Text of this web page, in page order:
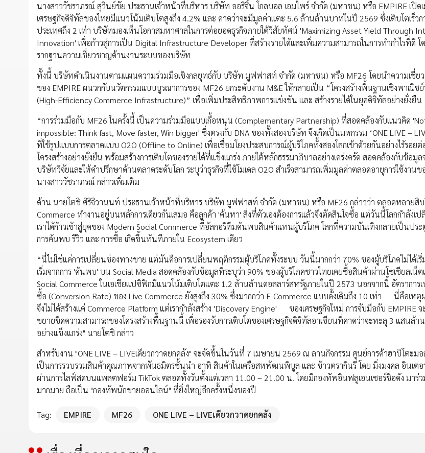
นางสาววัชราภรณ์ สุวินย์ชัย ประธานเจ้าหน้าที่บริหาร บริษัท ออริจิ้น โกลบอล เอมไพร์ จำกัด (มหาชน) หรือ EMPIRE เปิด
เศรษฐกิจดิจิทัลของไทยมีแนวโน้มเติบโตสูงถึง 4.2% และ คาดว่าจะมีมูลค่าแตะ 5.6 ล้านล้านบาทในปี 2569 ซึ่งเติบโตเร็วก
ประเทศถึง 2 เท่า บริษัทมองเห็นโอกาสมหาศาลในการต่อยอดธุรกิจภายใต้วิสัยทัศน์ 'Maximizing Asset Yield Through
Innovation' เพื่อก้าวสู่การเป็น Digital Infrastructure Developer ที่สร้างรายได้และเพิ่มความสามารถในการทำกำไรที่ดี โ
รากฐานความเชี่ยวชาญด้านงานระบบของบริษัท
ทั้งนี้ บริษัทดำเนินงานตามแผนความร่วมมือเชิงกลยุทธ์กับ บริษัท มูฟฟาสท์ จำกัด (มหาชน) หรือ MF26 โดยนำความเชี่ย
ของ EMPIRE ผนวกกับนวัตกรรมแบบบูรณาการของ MF26 ยกระดับงาน M&E ให้กลายเป็น “โครงสร้างพื้นฐานเชิงพาณิช
(High-Efficiency Commerce Infrastructure)” เพื่อเพิ่มประสิทธิภาพการแข่งขัน และ สร้างรายได้ในยุคดิจิทัลอย่างยั่งยืน
“การร่วมมือกับ MF26 ในครั้งนี้ เป็นความร่วมมือแบบเกื้อหนุน (Complementary Partnership) ที่สอดคล้องกับแนวคิด
impossible: Think fast, Move faster, Win bigger' ซึ่งตรงกับ DNA ของทั้งสองบริษัท จึงเกิดเป็นมหกรรม ‘ONE LIVE –
ที่ใช้รูปแบบการตลาดแบบ O2O (Offline to Online) เพื่อเชื่อมโยงประสบการณ์ผู้บริโภคทั้งสองโลกเข้าด้วยกันอย่างไร้รอย
โครงสร้างอย่างยั่งยืน พร้อมสร้างการเติบโตของรายได้ที่แข็งแกร่ง ภายใต้หลักธรรมาภิบาลอย่างเคร่งครัด สอดคล้องกับข้อมูล
บริษัทวิจัยและให้คำปรึกษาด้านตลาดระดับโลก ระบุว่าธุรกิจที่ใช้โมเดล O2O สำเร็จสามารถเพิ่มมูลค่าตลอดอายุการใช้งานข
นางสาววัชราภรณ์ กล่าวเพิ่มเติม
ด้าน นายโตชิ ศิริจิวานนท์ ประธานเจ้าหน้าที่บริหาร บริษัท มูฟฟาสท์ จำกัด (มหาชน) หรือ MF26 กล่าวว่า ตลอดหลายสิ
Commerce ทำงานอยู่บนหลักการเดียวกันเสมอ คือลูกค้า 'ค้นหา' สิ่งที่ตัวเองต้องการแล้วจึงตัดสินใจซื้อ แต่วันนี้โลกกำลังเป
เราได้ก้าวเข้าสู่ยุคของ Modern Social Commerce ที่อัลกอริทึมค้นพบสินค้าแทนผู้บริโภค โลกที่ความบันเทิงกลายเป็นประ
การค้นพบ รีวิว และ การซื้อ เกิดขึ้นทันทีภายใน Ecosystem เดียว
“นี่ไม่ใช่แค่การเปลี่ยนช่องทางขาย แต่มันคือการเปลี่ยนพฤติกรรมผู้บริโภคทั้งระบบ วันนี้มากกว่า 70% ของผู้บริโภคไม่ได้เ
เริ่มจากการ 'ค้นพบ' บน Social Media สอดคล้องกับข้อมูลที่ระบุว่า 90% ของผู้บริโภคชาวไทยเคยซื้อสินค้าผ่านโซเชียลเน็ต
Social Commerce ในเอเชียแปซิฟิกมีแนวโน้มเติบโตแตะ 1.2 ล้านล้านดอลลาร์สหรัฐภายในปี 2573 นอกจากนี้ อัตราการ
ซื้อ (Conversion Rate) ของ Live Commerce ยังสูงถึง 30% ซึ่งมากกว่า E-Commerce แบบดั้งเดิมถึง 10 เท่า นี่คือเหตุ
จึงไม่ได้สร้างแค่ Commerce Platform แต่เรากำลังสร้าง 'Discovery Engine' ของเศรษฐกิจใหม่ การจับมือกับ EMPIRE จ
ขยายขีดความสามารถของโครงสร้างพื้นฐานนี้ เพื่อรองรับการเติบโตของเศรษฐกิจดิจิทัลอาเซียนที่คาดว่าจะทะลุ 3 แสนล้า
อย่างแข็งแกร่ง" นายโตชิ กล่าว
สำหรับงาน "ONE LIVE – LIVEเดียวกวาดยกคลัง" จะจัดขึ้นในวันที่ 7 เมษายน 2569 ณ ลานกิจกรรม ศูนย์การค้าฮาบิโตะม
เป็นการรวบรวมสินค้าคุณภาพจากพันธมิตรชั้นนำ อาทิ สินค้าในเครือสหพัฒนพิบูล และ ข้าวตรากินรี โดย มิ่งมงคล อินเตอ
ผ่านการไลฟ์สดบนแพลตฟอร์ม TikTok ตลอดทั้งวันตั้งแต่เวลา 11.00 – 21.00 น. โดยมีกองทัพอินฟลูเอนเซอร์ชื่อดัง มาร่ว
มากมาย ถือเป็น "กองทัพนักขายออนไลน์" ที่ยิ่งใหญ่อีกครั้งหนึ่งของปี
Tag: EMPIRE MF26 ONE LIVE – LIVEเดียวกวาดยกคลัง